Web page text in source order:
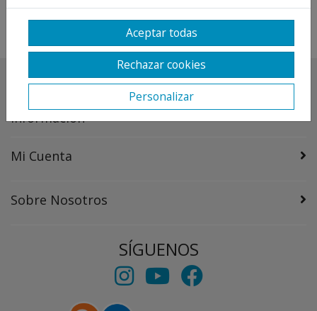
Destacado
Información
Mi Cuenta
Sobre Nosotros
SÍGUENOS
Aceptar todas
Rechazar cookies
Personalizar